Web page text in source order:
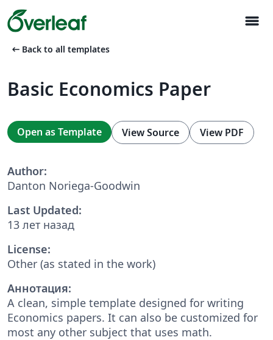
menu
arrow_left_alt Back to all templates
Basic Economics Paper
Open as Template View Source View PDF
Author:
Danton Noriega-Goodwin
Last Updated:
13 лет назад
License:
Other (as stated in the work)
Аннотация:
A clean, simple template designed for writing
Economics papers. It can also be customized for
most any other subject that uses math.